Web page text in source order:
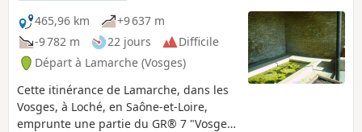
465,96 km
+9 637 m
-9 782 m
22 jours
Difficile
Départ à Lamarche (Vosges)
Cette itinérance de Lamarche, dans les
Vosges, à Loché, en Saône-et-Loire,
emprunte une partie du GR® 7 "Vosges